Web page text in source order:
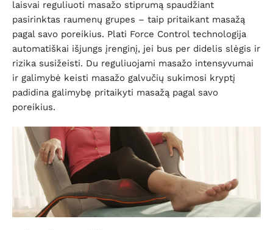
laisvai reguliuoti masažo stiprumą spaudžiant
pasirinktas raumenų grupes – taip pritaikant masažą
pagal savo poreikius. Plati Force Control technologija
automatiškai išjungs įrenginį, jei bus per didelis slėgis ir
rizika susižeisti. Du reguliuojami masažo intensyvumai
ir galimybė keisti masažo galvučių sukimosi kryptį
padidina galimybę pritaikyti masažą pagal savo
poreikius.